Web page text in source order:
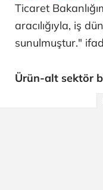
Ticaret
aracılığıyla, iş
sunulmuştur."
Ürün-alt sektör